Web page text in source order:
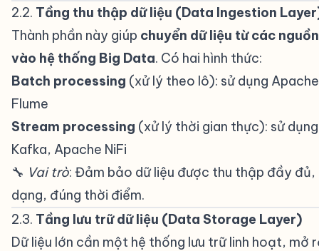
2.2. Tầng thu thập dữ liệu (Data Ingestion
Thành phần này giúp chuyển dữ liệu từ các
vào hệ thống Big Data. Có hai hình thức:
Batch processing (xử lý theo lô): sử dụng
Flume
Stream processing (xử lý thời gian thực): sử
Kafka, Apache NiFi
🔧 Vai trò: Đảm bảo dữ liệu được thu thập đầy đủ,
dạng, đúng thời điểm.
2.3. Tầng lưu trữ dữ liệu (Data Storage Layer)
Dữ liệu lớn cần một hệ thống lưu trữ linh hoạt, mở